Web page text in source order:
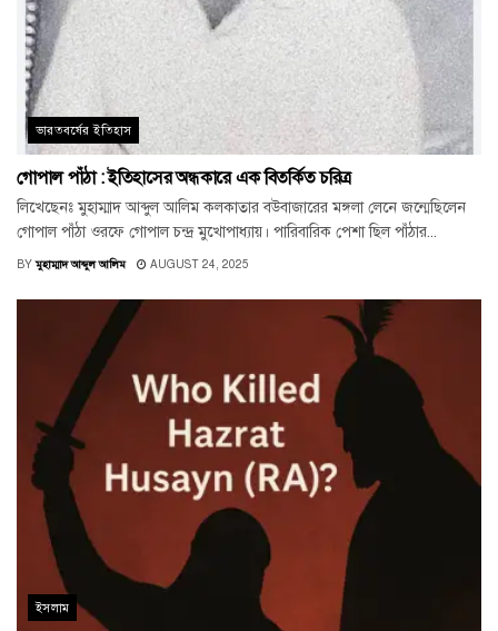
ভারতবর্ষের ইতিহাস
গোপাল পাঁঠা : ইতিহাসের অন্ধকারে এক বিতর্কিত চরিত্র
লিখেছেনঃ মুহাম্মাদ আব্দুল আলিম কলকাতার বউবাজারের মঙ্গলা লেনে জন্মেছিলেন
গোপাল পাঁঠা ওরফে গোপাল চন্দ্র মুখোপাধ্যায়। পারিবারিক পেশা ছিল পাঁঠার...
BY মুহাম্মাদ আব্দুল আলিম AUGUST 24, 2025
ইসলাম